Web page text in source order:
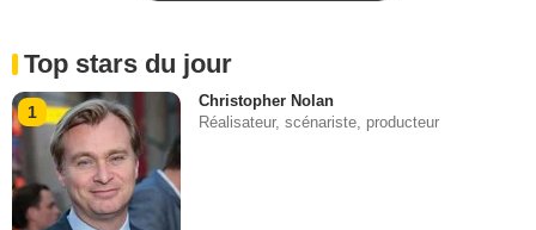
Top stars du jour
1
Christopher Nolan
Réalisateur, scénariste, producteur